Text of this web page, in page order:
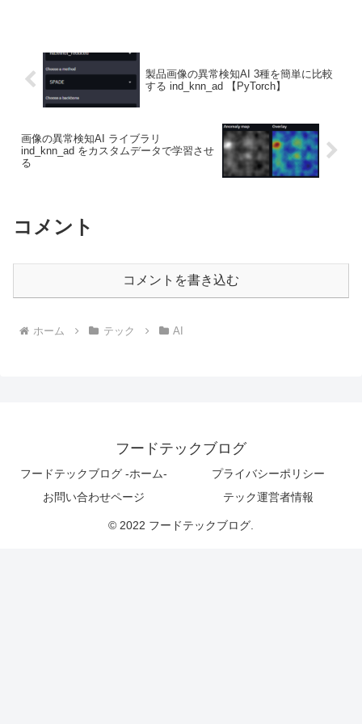
製品画像の異常検知AI 3種を簡単に比較
する ind_knn_ad 【PyTorch】
画像の異常検知AI ライブラリ
ind_knn_ad をカスタムデータで学習させ
る
コメント
コメントを書き込む
ホーム テック AI
フードテックブログ
フードテックブログ -ホーム-
プライバシーポリシー
お問い合わせページ
テック運営者情報
© 2022 フードテックブログ.